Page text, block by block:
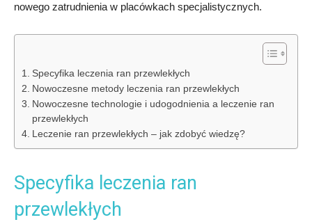
nowego zatrudnienia w placówkach specjalistycznych.
Specyfika leczenia ran przewlekłych
Nowoczesne metody leczenia ran przewlekłych
Nowoczesne technologie i udogodnienia a leczenie ran
przewlekłych
Leczenie ran przewlekłych – jak zdobyć wiedzę?
Specyfika leczenia ran
przewlekłych